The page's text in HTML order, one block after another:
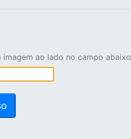
imagem ao lado no campo abaixo